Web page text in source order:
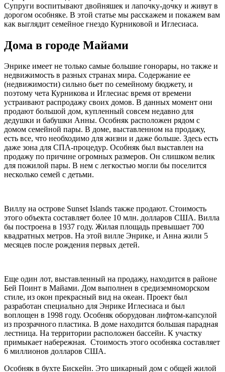
Супруги воспитывают двойняшек и лапочку-дочку и живут в
дорогом особняке. В этой статье мы расскажем и покажем вам
как выглядит семейное гнездо Курниковой и Иглесиаса.
Дома в городе Майами
Энрике имеет не только самые большие гонорары, но также и
недвижимость в разных странах мира. Содержание ее
(недвижимости) сильно бьет по семейному бюджету, и
поэтому чета Курникова и Иглесиас время от времени
устраивают распродажу своих домов. В данных момент они
продают большой дом, купленный совсем недавно для
дедушки и бабушки Анны. Особняк расположен рядом с
домом семейной пары. В доме, выставленном на продажу,
есть все, что необходимо для жизни и даже больше. Здесь есть
даже зона для СПА-процедур. Особняк был выставлен на
продажу по причине огромных размеров. Он слишком велик
для пожилой пары. В нем с легкостью могли бы поселится
несколько семей с детьми.
Виллу на острове Sunset Islands также продают. Стоимость
этого объекта составляет более 10 млн. долларов США. Вилла
бы построена в 1937 году. Жилая площадь превышает 700
квадратных метров. На этой вилле Энрике, и Анна жили 5
месяцев после рождения первых детей.
Еще один лот, выставленный на продажу, находится в районе
Бей Поинт в Майами. Дом выполнен в средиземноморском
стиле, из окон прекрасный вид на океан. Проект был
разработан специально для Энрике Иглесиаса и был
воплощен в 1998 году. Особняк оборудован лифтом-капсулой
из прозрачного пластика. В доме находится большая парадная
лестница. На территории расположен бассейн. К участку
примыкает набережная. Стоимость этого особняка составляет
6 миллионов долларов США.
Особняк в бухте Бискейн. Это шикарный дом с общей жилой